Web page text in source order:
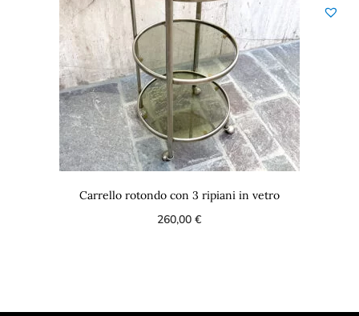
Carrello rotondo con 3 ripiani in vetro
260,00€